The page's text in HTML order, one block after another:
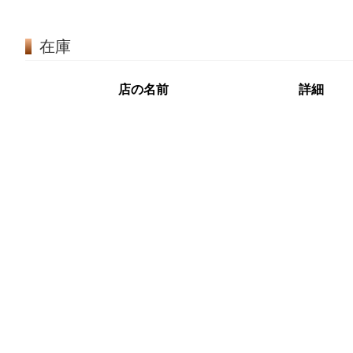
在庫
店の名前 詳細